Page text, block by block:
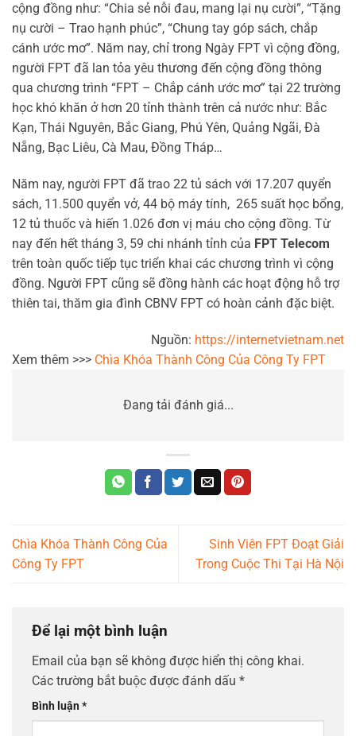
cộng đồng như: “Chia sẻ nỗi đau, mang lại nụ cười”, “Tặng
nụ cười – Trao hạnh phúc”, “Chung tay góp sách, chắp
cánh ước mơ”. Năm nay, chỉ trong Ngày FPT vì cộng đồng,
người FPT đã lan tỏa yêu thương đến cộng đồng thông
qua chương trình “FPT – Chắp cánh ước mơ” tại 22 trường
học khó khăn ở hơn 20 tỉnh thành trên cả nước như: Bắc
Kạn, Thái Nguyên, Bắc Giang, Phú Yên, Quảng Ngãi, Đà
Nẵng, Bạc Liêu, Cà Mau, Đồng Tháp…
Năm nay, người FPT đã trao 22 tủ sách với 17.207 quyển
sách, 11.500 quyển vở, 44 bộ máy tính, 265 suất học bổng,
12 tủ thuốc và hiến 1.026 đơn vị máu cho cộng đồng. Từ
nay đến hết tháng 3, 59 chi nhánh tỉnh của FPT Telecom
trên toàn quốc tiếp tục triển khai các chương trình vì cộng
đồng. Người FPT cũng sẽ đồng hành các hoạt động hỗ trợ
thiên tai, thăm gia đình CBNV FPT có hoàn cảnh đặc biệt.
Nguồn: https://internetvietnam.net
Xem thêm >>> Chìa Khóa Thành Công Của Công Ty FPT
Đang tải đánh giá...
Chìa Khóa Thành Công Của
Công Ty FPT
Sinh Viên FPT Đoạt Giải
Trong Cuộc Thi Tại Hà Nội
Để lại một bình luận
Email của bạn sẽ không được hiển thị công khai.
Các trường bắt buộc được đánh dấu *
Bình luận*